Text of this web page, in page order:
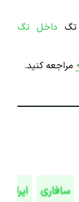
تگ داخل تگ
مراجعه کنید.
سافاری اپرا